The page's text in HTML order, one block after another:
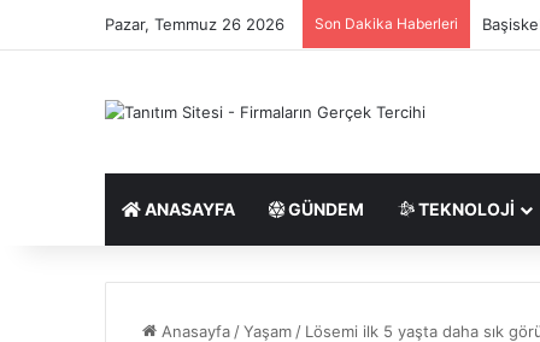
Pazar, Temmuz 26 2026 Son Dakika Haberleri
ANASAYFA GÜNDEM TEKNOLOJI
Anasayfa /Yaşam / Lösemi ilk 5 yaşta daha sık